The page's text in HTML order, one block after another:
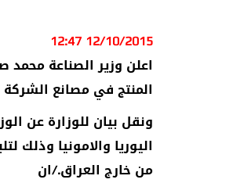
12/10/2015 12:47
اعلن وزير الصناعة محمد
المنتج في مصانع الشركة
ونقل بيان للوزارة عن
اليوريا والامونيا وذلك
من خارج العراق./ان